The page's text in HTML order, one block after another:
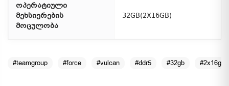
ოპერატიული
მეხსიერების
მოცულობა
32GB(2X16GB)
#teamgroup #force #vulcan #ddr5 #32gb #2x16gb